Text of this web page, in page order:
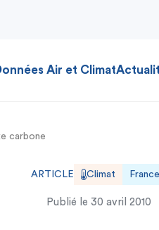
Air et Climat
carbone
ARTICLE Climat France
Publié le 30 avril 2010